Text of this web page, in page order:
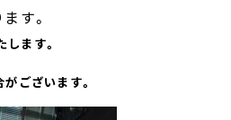
す。
ます。
ございます。